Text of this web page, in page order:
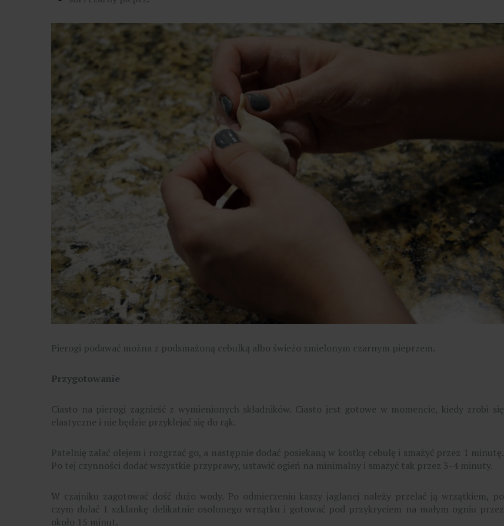
Pierogi podawać można z podsmażoną cebulką albo świeżo zmielonym czarnym pieprzem.
Przygotowanie
Ciasto na pierogi zagnieść z wymienionych składników. Ciasto jest gotowe w momencie, kiedy zrobi się
elastyczne i nie będzie przyklejać się do rąk.
Patelnię zalać olejem i rozgrzać go, a następnie dodać posiekaną w kostkę cebulę i smażyć przez 1 minutę.
Po tej czynności dodać wszystkie przyprawy, ustawić ogień na minimalny i smażyć tak przez 3-4 minuty.
W czajniku zagotować dość dużo wody. Po odmierzeniu kaszy jaglanej należy przelać ją wrzątkiem, po
czym dolać 1 szklankę delikatnie osolonego wrzątku i gotować pod przykryciem na małym ogniu przez
około 15 minut.